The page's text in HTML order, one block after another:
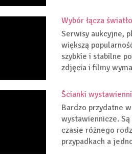
Wybór łącza
Serwisy aukcyjne,
większą
szybkie i stabilne
zdjęcia i filmy
Ścianki
Bardzo przydatne
wystawiennicze.
czasie różnego
przypadkach a